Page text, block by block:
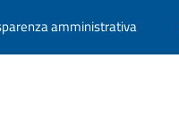
amministrativa